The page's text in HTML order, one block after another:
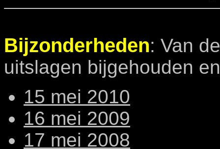
Bijzonderheden: Van
uitslagen bijgehouden
15 mei 2010
16 mei 2009
17 mei 2008